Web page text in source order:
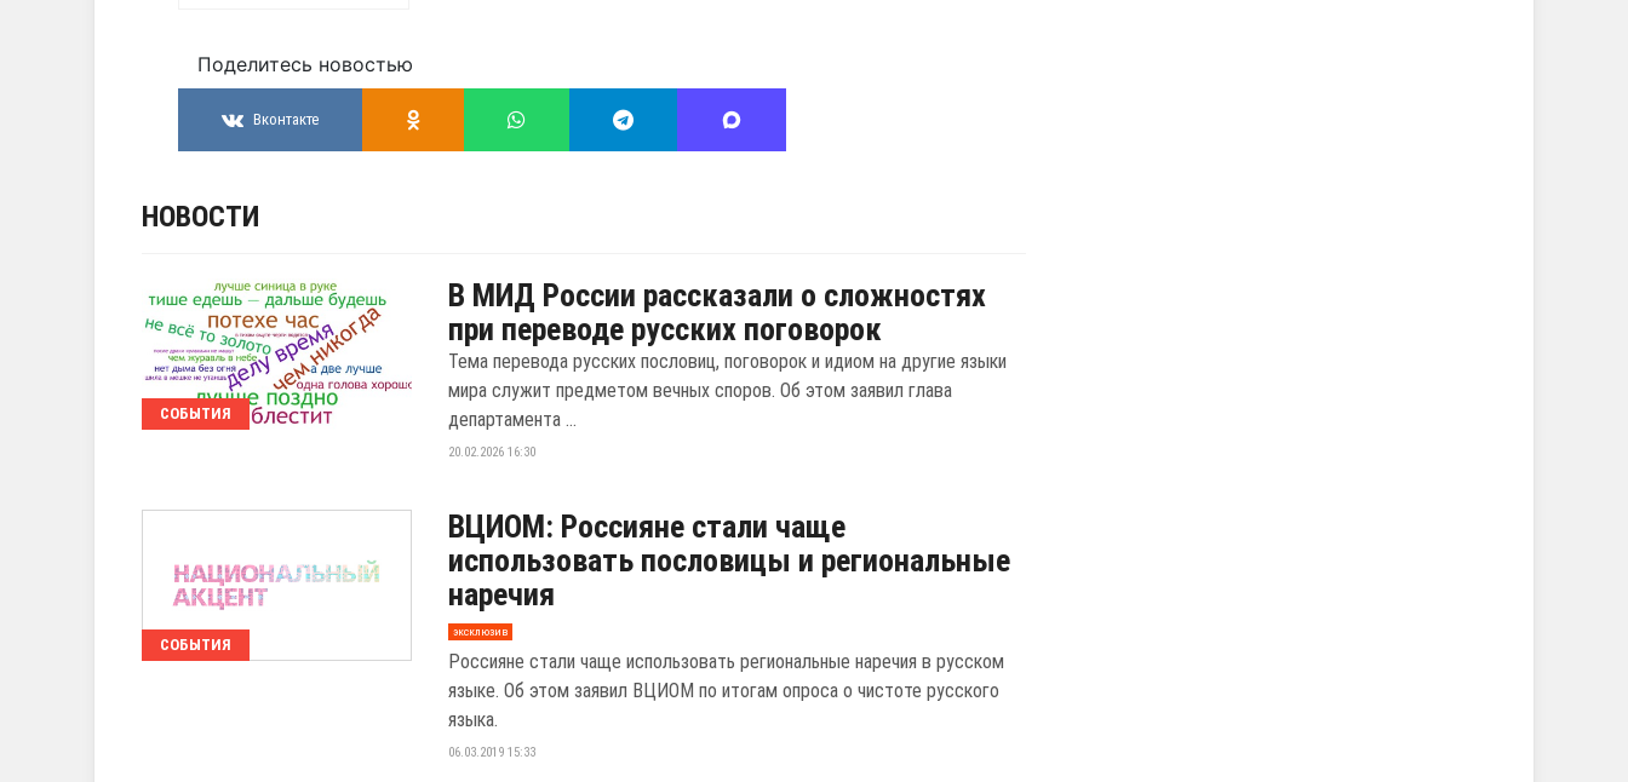
Поделитесь новостью
Вконтакте
НОВОСТИ
СОБЫТИЯ
В МИД России рассказали о сложностях
при переводе русских поговорок
Тема перевода русских пословиц, поговорок и идиом на другие языки
мира служит предметом вечных споров. Об этом заявил глава
департамента ...
20.02.2026 16:30
СОБЫТИЯ
ВЦИОМ: Россияне стали чаще
использовать пословицы и региональные
наречия
эксклюзив
Россияне стали чаще использовать региональные наречия в русском
языке. Об этом заявил ВЦИОМ по итогам опроса о чистоте русского
языка.
06.03.2019 15:33